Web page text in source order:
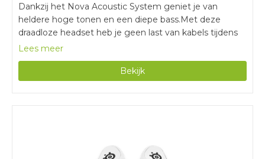
Dankzij het Nova Acoustic System geniet je van
heldere hoge tonen en een diepe bass.Met deze
draadloze headset heb je geen last van kabels tijdens
het gamen.Door de batterijduur van 50 uur game je
van 324 gram is deze gaming headset zwaarder dan
vergelijkbare modellen.
Lees meer
Bekijk